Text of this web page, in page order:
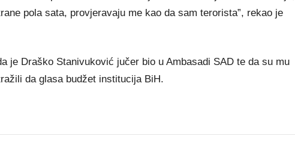
pola sata, provjeravaju me kao da sam terorista”, rekao je
je Draško Stanivuković jučer bio u Ambasadi SAD te da su mu
da glasa budžet institucija BiH.